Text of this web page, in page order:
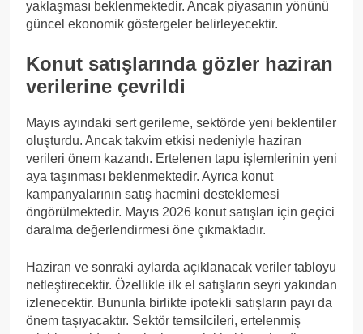
yaklaşması beklenmektedir. Ancak piyasanın yönünü
güncel ekonomik göstergeler belirleyecektir.
Konut satışlarında gözler haziran
verilerine çevrildi
Mayıs ayındaki sert gerileme, sektörde yeni beklentiler
oluşturdu. Ancak takvim etkisi nedeniyle haziran
verileri önem kazandı. Ertelenen tapu işlemlerinin yeni
aya taşınması beklenmektedir. Ayrıca konut
kampanyalarının satış hacmini desteklemesi
öngörülmektedir. Mayıs 2026 konut satışları için geçici
daralma değerlendirmesi öne çıkmaktadır.
Haziran ve sonraki aylarda açıklanacak veriler tabloyu
netleştirecektir. Özellikle ilk el satışların seyri yakından
izlenecektir. Bununla birlikte ipotekli satışların payı da
önem taşıyacaktır. Sektör temsilcileri, ertelenmiş